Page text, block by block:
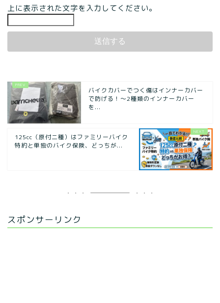
上に表示された文字を入力してください。
バイクカバーでつく傷はインナーカバー
で防げる！〜2種類のインナーカバー
を...
125cc（原付二種）はファミリーバイク
特約と単独のバイク保険、どっちが...
スポンサーリンク